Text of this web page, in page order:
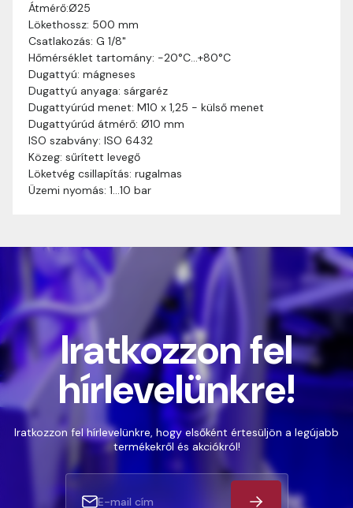
Átmérő:Ø25
Lökethossz: 500 mm
Csatlakozás: G 1/8"
Hőmérséklet tartomány: -20°C…+80°C
Dugattyú: mágneses
Dugattyú anyaga: sárgaréz
Dugattyúrúd menet: M10 x 1,25 - külső menet
Dugattyúrúd átmérő: Ø10 mm
ISO szabvány: ISO 6432
Közeg: sűrített levegő
Löketvég csillapítás: rugalmas
Üzemi nyomás: 1…10 bar
információinkat, hogy a vásárlásotok gördülékenyen és
zökkenőmentesen történhessen.
Szállítási idő:Általában a megrendeléseket 2-5
munkanapon belül kézbesítjük. Amennyiben
valamilyen okból kifolyólag a szállítás hosszabb
ideig tart, előre értesítünk benneteket.
Szállítási díj:A szállítási díj függ a termék súlyától
és a szállítási cím távolságától. A pontos szállítási
díjat a vásárlás folyamata során megtekinthetitek,
mielőtt a rendelést véglegesítitek.
Iratkozzon fel
hírlevelünkre!
Iratkozzon fel hírlevelünkre, hogy elsőként értesüljön a legújabb
termékekről és akciókról!